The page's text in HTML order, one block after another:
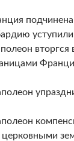
церковными